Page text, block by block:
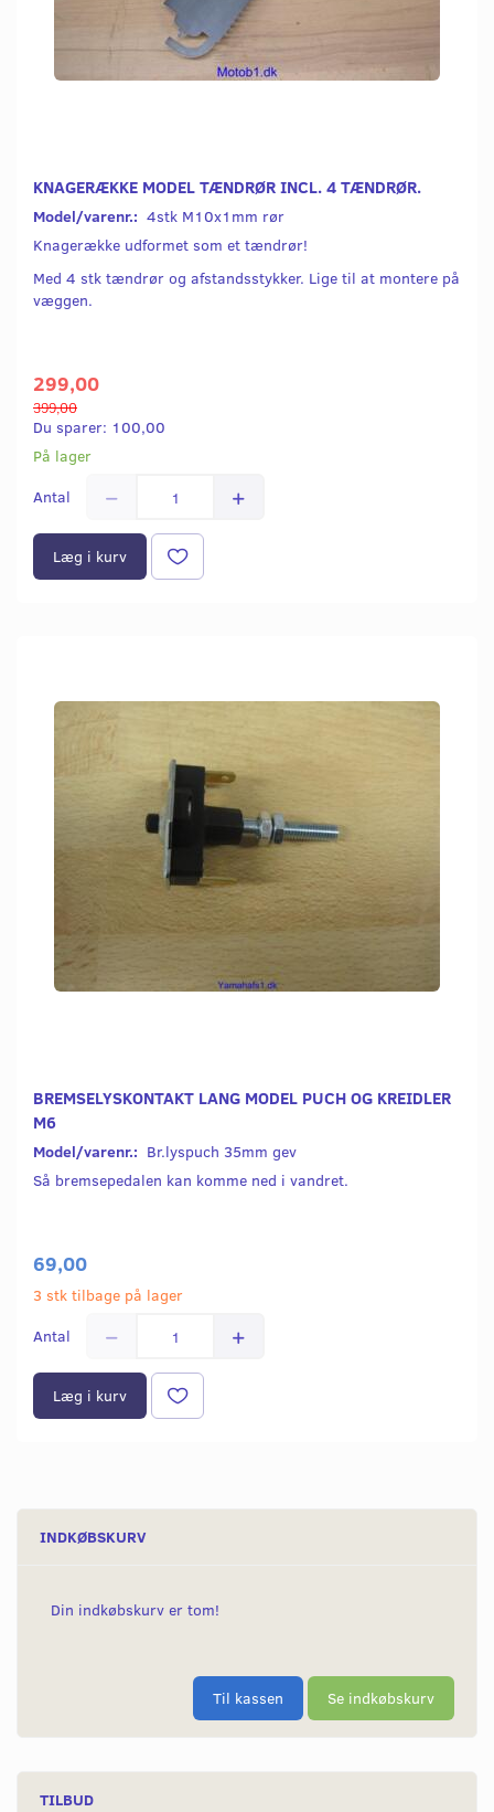
KNAGERÆKKE MODEL TÆNDRØR INCL. 4 TÆNDRØR.
Model/varenr.: 4stk M10x1mm rør
Knagerække udformet som et tændrør!
Med 4 stk tændrør og afstandsstykker. Lige til at montere på
væggen.
299,00
399,00
Du sparer: 100,00
På lager
Antal
Læg i kurv
BREMSELYSKONTAKT LANG MODEL PUCH OG KREIDLER
M6
Model/varenr.: Br.lyspuch 35mm gev
Så bremsepedalen kan komme ned i vandret.
69,00
3 stk tilbage på lager
Antal
Læg i kurv
INDKØBSKURV
Din indkøbskurv er tom!
Til kassen Se indkøbskurv
TILBUD